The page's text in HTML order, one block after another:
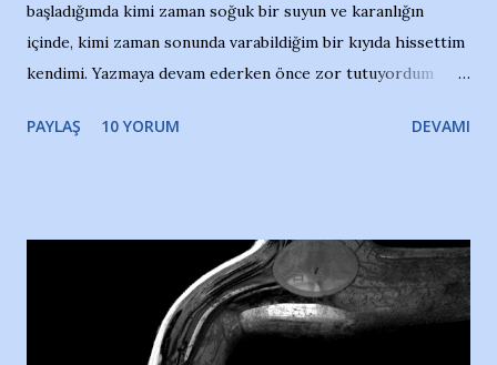
başladığımda kimi zaman soğuk bir suyun ve karanlığın
içinde, kimi zaman sonunda varabildiğim bir kıyıda hissettim
kendimi. Yazmaya devam ederken önce zor tutuyordum
Yazımı, ağlayarak bitirebildim ancak…Kendisinin web
Nesrin’in Hikayesi’ne başlıyorum… 1964 Adana Yüzme
havuzunun kenarında 7 yaşında kara kuru bir kız çocuğu
duruyor. Havuzun içinde Adana Demirspor Kulübü
yüzücüleri. Erkekler çoğunlukta. Küçük kız etrafına bakıyor.
PAYLAŞ 10 YORUM DEVAMI